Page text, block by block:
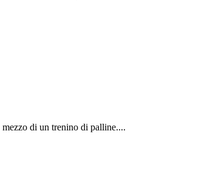
mezzo di un trenino di palline....